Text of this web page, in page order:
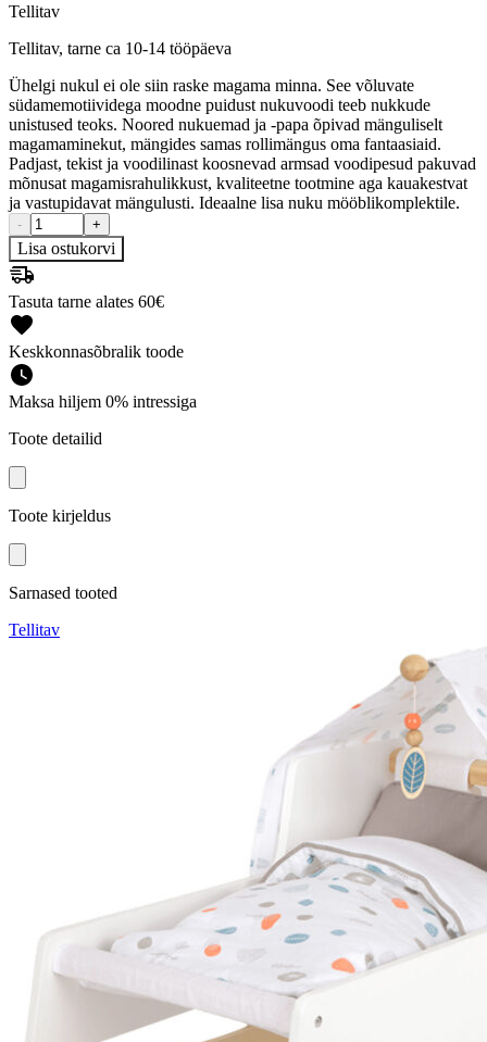
Tellitav
Tellitav, tarne ca 10-14 tööpäeva
Ühelgi nukul ei ole siin raske magama minna. See võluvate
südamemotiividega moodne puidust nukuvoodi teeb nukkude
unistused teoks. Noored nukuemad ja -papa õpivad mänguliselt
magamaminekut, mängides samas rollimängus oma fantaasiaid.
Padjast, tekist ja voodilinast koosnevad armsad voodipesud pakuvad
mõnusat magamisrahulikkust, kvaliteetne tootmine aga kauakestvat
ja vastupidavat mängulusti. Ideaalne lisa nuku mööblikomplektile.
- +
Lisa ostukorvi
Tasuta tarne alates 60€
Keskkonnasõbralik toode
Maksa hiljem 0% intressiga
Toote detailid
Toote kirjeldus
Sarnased tooted
Tellitav